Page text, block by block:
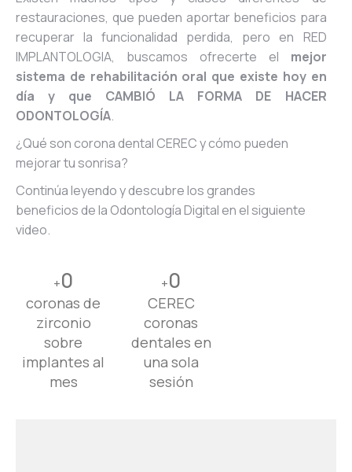
restauraciones, que pueden aportar beneficios para
recuperar la funcionalidad perdida, pero en RED
IMPLANTOLOGIA, buscamos ofrecerte el mejor
sistema de rehabilitación oral que existe hoy en
día y que CAMBIÓ LA FORMA DE HACER
ODONTOLOGÍA.
¿Qué son corona dental CEREC y cómo pueden
mejorar tu sonrisa?
Continúa leyendo y descubre los grandes
beneficios de la Odontología Digital en el siguiente
video.
+0
coronas de
zirconio
sobre
implantes al
mes
+0
CEREC
coronas
dentales en
una sola
sesión